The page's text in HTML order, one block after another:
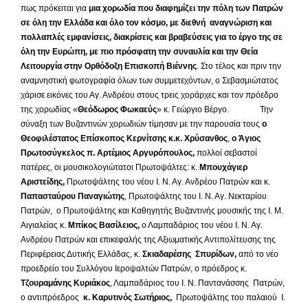
πως πρόκειται για μια χορωδία που διαφημίζει την πόλη των Πατρών
σε όλη την Ελλάδα και όλο τον κόσμο, με διεθνή αναγνώριση και
πολλαπλές εμφανίσεις, διακρίσεις και βραβεύσεις για το έργο της σε
όλη την Ευρώπη, με πιο πρόσφατη την συναυλία και την Θεία
Λειτουργία στην Ορθόδοξη Επισκοπή Βιέννης . Στο τέλος και πριν την
αναμνηστική φωτογραφία όλων των συμμετεχόντων, ο Σεβασμιώτατος
χάρισε εικόνες του Αγ. Ανδρέου στους τρεις χοράρχες και τον πρόεδρο
της χορωδίας «Θεόδωρος Φωκαεύς» κ. Γεώργιο Βέργο. Την
σύναξη των Βυζαντινών χορωδιών τίμησαν με την παρουσία τους ο
Θεοφιλέστατος Επίσκοπος Κερνίτσης κ.κ. Χρύσανθος ο Άγιος
Πρωτοσύγκελος π. Αρτέμιος Αργυρόπουλος, πολλοί σεβαστοί
πατέρες, οι μουσικολογιώτατοι Πρωτοψάλτες: κ. Μπουχάγιερ
Αριστείδης, Πρωτοψάλτης του νέου Ι. Ν. Αγ. Ανδρέου Πατρών και κ.
Παπασταύρου Παναγιώτης , Πρωτοψάλτης του Ι. Ν. Αγ. Νεκταρίου
Πατρών, ο Πρωτοψάλτης και Καθηγητής Βυζαντινής μουσικής της Ι. Μ.
Αιγιαλείας κ. Μπίκος Βασίλειος, ο Λαμπαδάριος του νέου Ι. Ν. Αγ.
Ανδρέου Πατρών και επικεφαλής της Αξιωματικής Αντιπολίτευσης της
Περιφέρειας Δυτικής Ελλάδας, κ. Σκιαδαρέσης Σπυρίδων, από το νέο
προεδρείο του Συλλόγου Ιεροψαλτών Πατρών, ο πρόεδρος κ.
Τζουραμάνης Κυριάκος , Λαμπαδάριος του Ι. Ν. Παντανάσσης Πατρών,
ο αντιπρόεδρος κ. Καρυτινός Σωτήριος, Πρωτοψάλτης του παλαιού Ι.